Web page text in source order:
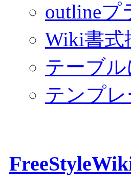
outlineプ
Wiki書式
テーブ
テンプ